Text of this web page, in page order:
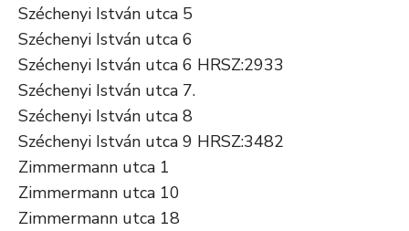
Széchenyi István utca 5
Széchenyi István utca 6
Széchenyi István utca 6 HRSZ:2933
Széchenyi István utca 7.
Széchenyi István utca 8
Széchenyi István utca 9 HRSZ:3482
Zimmermann utca 1
Zimmermann utca 10
Zimmermann utca 18